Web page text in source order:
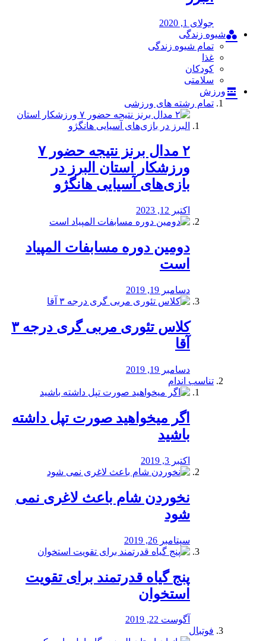
جولای 1, 2020
شیوه زندگی
تمام شیوه زندگی
غذا
کودکان
سلامتی
ورزش
تمام رشته های ورزشی
۲ مدال برنز نتیجه حضور ۷
ورزشکار استان البرز در
بازی‌های آسیایی هانگژو
اکتبر 12, 2023
دومین دوره مسابفات المپیاد
است
دسامبر 19, 2019
کلاس تئوری مربی گری درجه ۳
آقا
دسامبر 19, 2019
تناسب اندام
اگر میخواهید صورت تپل داشته
باشید
اکتبر 3, 2019
نخوردن شام باعث لاغری نمی
‌شود
سپتامبر 26, 2019
پنج گیاه قدرتمند برای تقویت
استخوان
آگوست 22, 2019
فوتبال